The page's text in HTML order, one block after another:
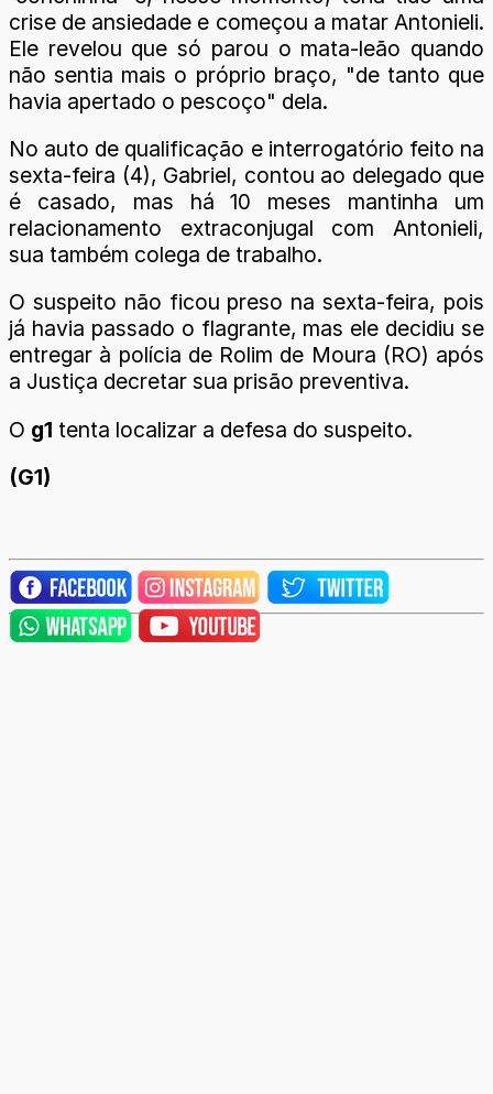
crise de ansiedade e começou a matar Antonieli.
Ele revelou que só parou o mata-leão quando
não sentia mais o próprio braço, "de tanto que
havia apertado o pescoço" dela.
No auto de qualificação e interrogatório feito na
sexta-feira (4), Gabriel, contou ao delegado que
é casado, mas há 10 meses mantinha um
relacionamento extraconjugal com Antonieli,
sua também colega de trabalho.
O suspeito não ficou preso na sexta-feira, pois
já havia passado o flagrante, mas ele decidiu se
entregar à polícia de Rolim de Moura (RO) após
a Justiça decretar sua prisão preventiva.
O g1 tenta localizar a defesa do suspeito.
(G1)